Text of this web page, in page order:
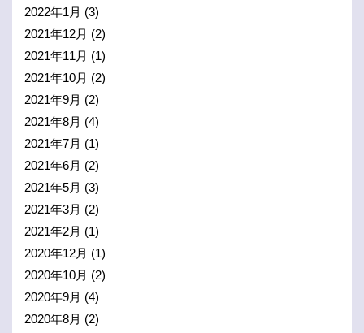
2022年1月 (3)
2021年12月 (2)
2021年11月 (1)
2021年10月 (2)
2021年9月 (2)
2021年8月 (4)
2021年7月 (1)
2021年6月 (2)
2021年5月 (3)
2021年3月 (2)
2021年2月 (1)
2020年12月 (1)
2020年10月 (2)
2020年9月 (4)
2020年8月 (2)